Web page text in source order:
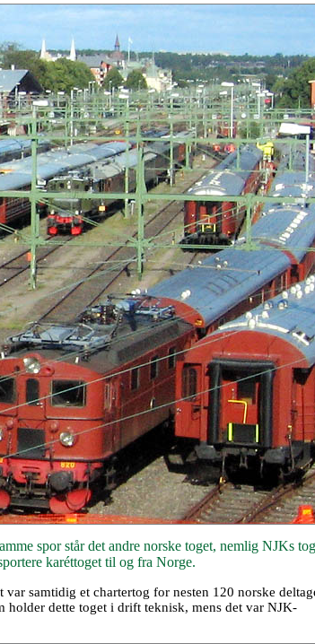
spor står det andre norske toget, nemlig NJKs
karéttoget til og fra Norge.
samtidig et chartertog for nesten 120 norske
dette toget i drift teknisk, mens det var NJK-